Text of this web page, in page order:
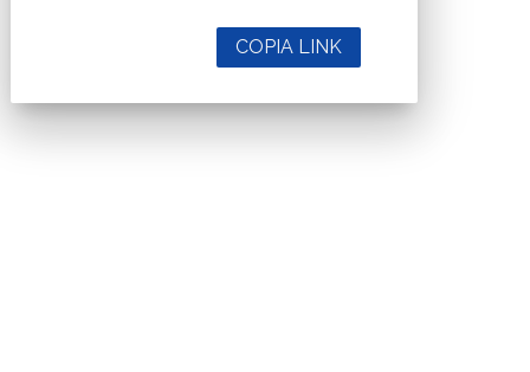
COPIA LINK